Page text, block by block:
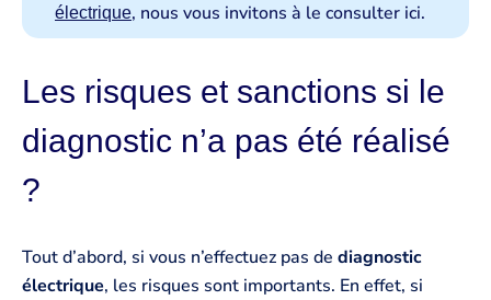
électrique, nous vous invitons à le consulter ici.
Les risques et sanctions si le
diagnostic n’a pas été réalisé
?
Tout d’abord, si vous n’effectuez pas de diagnostic
électrique, les risques sont importants. En effet, si